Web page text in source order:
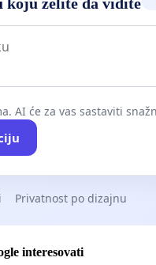
AI će za vas sastaviti
Privatnost po dizajnu
interesovati